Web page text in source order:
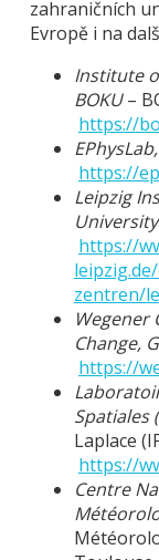
zahraničních
Evropě i na
Institute
BOKU–
https://
https://
Leipzig
https://
zentren/
Wegener
Change,
https://
Spatiales
Laplace
https://
Centre